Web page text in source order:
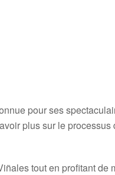
pour ses
plus sur le
tout en profitant de